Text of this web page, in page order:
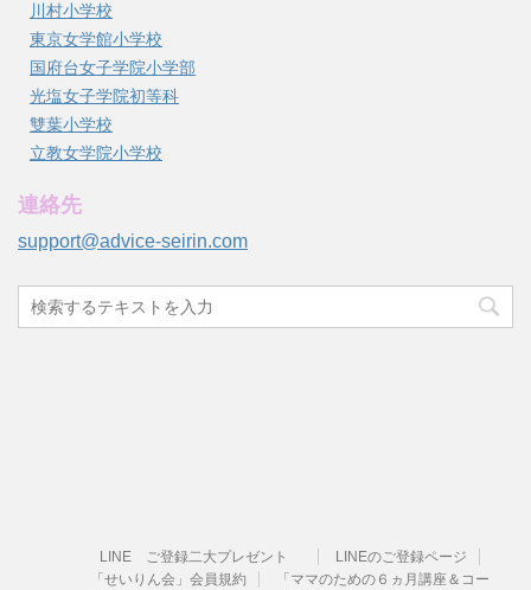
川村小学校
東京女学館小学校
国府台女子学院小学部
光塩女子学院初等科
雙葉小学校
立教女学院小学校
連絡先
support@advice-seirin.com
LINE ご登録二大プレゼント
LINEのご登録ページ
「せいりん会」会員規約
「ママのための６ヵ月講座＆コー